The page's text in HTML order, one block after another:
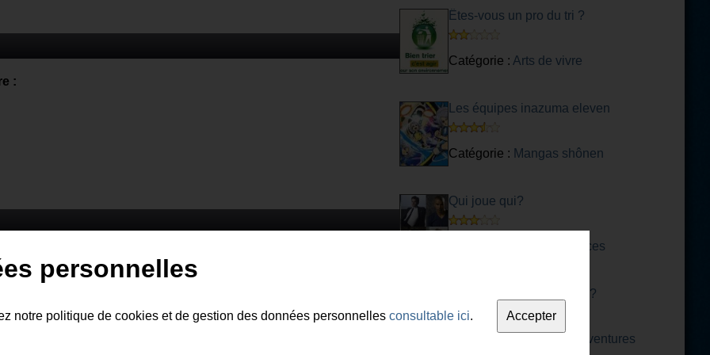
:
bonni : ( 3 )
Êtes-vous un pro du tri ?
Catégorie : Arts de vivre
Les équipes inazuma eleven
Catégorie : Mangas shônen
Qui joue qui?
Acteurs, actrices
Serais tu le guerrier idéal?
Littérature - aventures
personnelles
notre politique de cookies et de gestion des données personnelles consultable ici.